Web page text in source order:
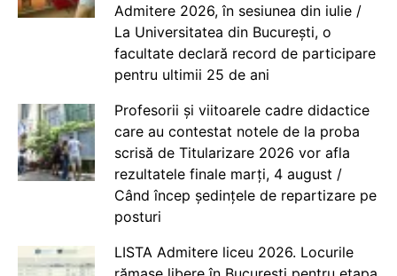
Admitere 2026, în sesiunea din iulie /
La Universitatea din București, o
facultate declară record de participare
pentru ultimii 25 de ani
Profesorii și viitoarele cadre didactice
care au contestat notele de la proba
scrisă de Titularizare 2026 vor afla
rezultatele finale marți, 4 august /
Când încep ședințele de repartizare pe
posturi
LISTA Admitere liceu 2026. Locurile